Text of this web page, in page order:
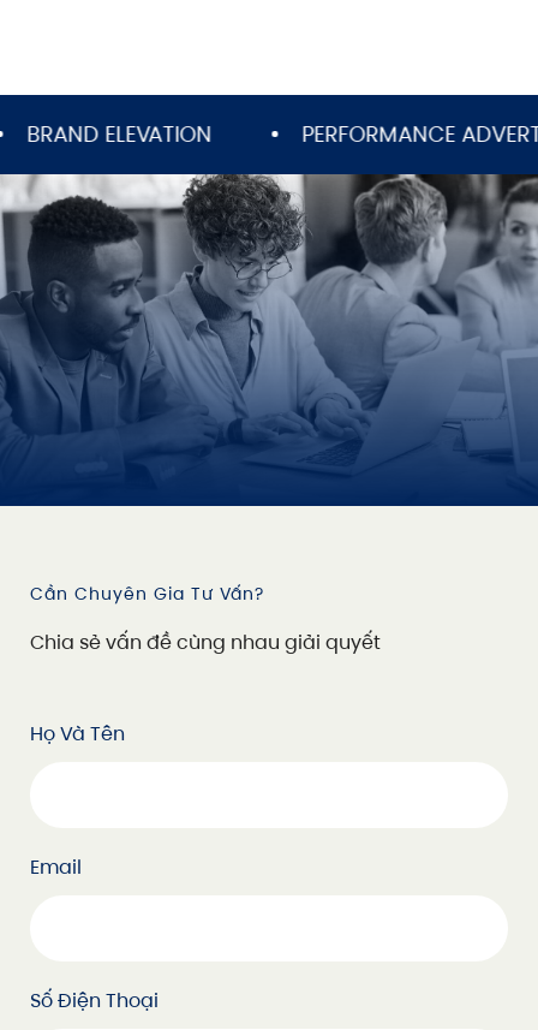
ELEVATION PERFORMANCE ADVERTISING
Cần Chuyên Gia Tư Vấn?
Chia sẻvấn đềcùng nhau giải quyết
Họ Và Tên
Email
Số Điện Thoại